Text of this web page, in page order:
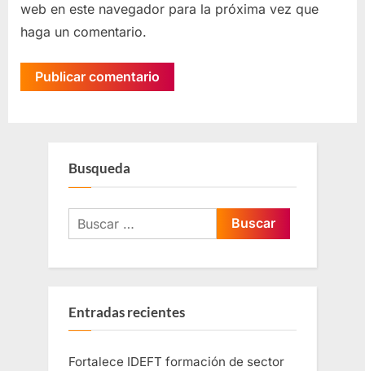
web en este navegador para la próxima vez que
haga un comentario.
Busqueda
Entradas recientes
Fortalece IDEFT formación de sector